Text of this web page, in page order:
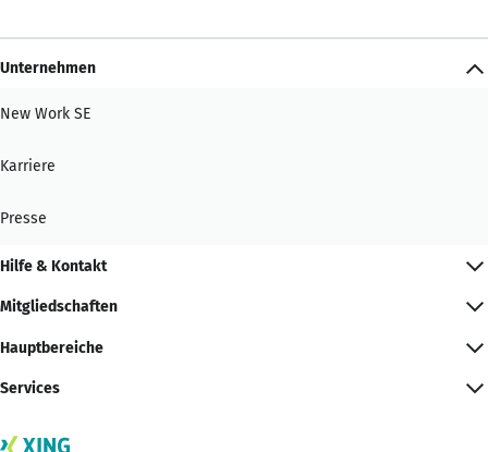
Unternehmen
New Work SE
Karriere
Presse
Hilfe & Kontakt
Mitgliedschaften
Hauptbereiche
Services